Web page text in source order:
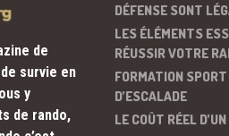
de
survie en
y
de rando,
DÉFENSE SONT
LES ÉLÉMENTS
RÉUSSIR VOTRE
FORMATION
D’ESCALADE
LE COÛT RÉEL